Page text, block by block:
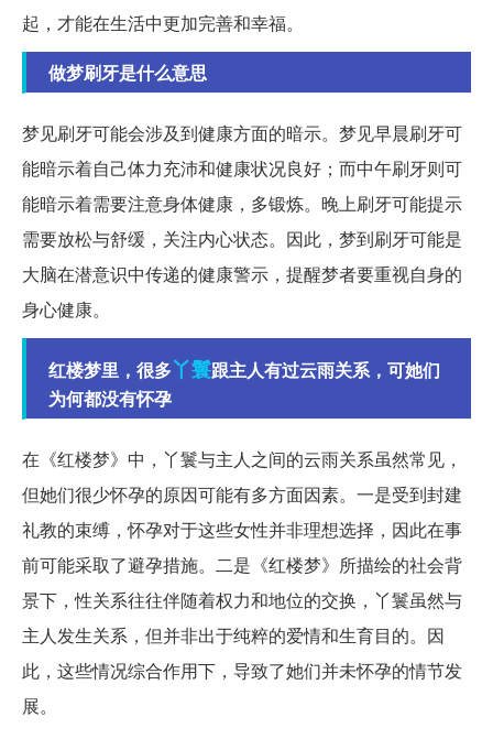
起，才能在生活中更加完善和幸福。
做梦刷牙是什么意思
梦见刷牙可能会涉及到健康方面的暗示。梦见早晨刷牙可
能暗示着自己体力充沛和健康状况良好；而中午刷牙则可
能暗示着需要注意身体健康，多锻炼。晚上刷牙可能提示
需要放松与舒缓，关注内心状态。因此，梦到刷牙可能是
大脑在潜意识中传递的健康警示，提醒梦者要重视自身的
身心健康。
红楼梦里，很多丫鬟跟主人有过云雨关系，可她们
为何都没有怀孕
在《红楼梦》中，丫鬟与主人之间的云雨关系虽然常见，
但她们很少怀孕的原因可能有多方面因素。一是受到封建
礼教的束缚，怀孕对于这些女性并非理想选择，因此在事
前可能采取了避孕措施。二是《红楼梦》所描绘的社会背
景下，性关系往往伴随着权力和地位的交换，丫鬟虽然与
主人发生关系，但并非出于纯粹的爱情和生育目的。因
此，这些情况综合作用下，导致了她们并未怀孕的情节发
展。